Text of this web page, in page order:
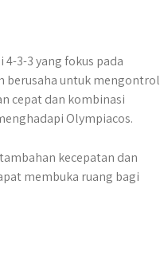
3-3 yang fokus pada
berusaha untuk mengontrol
cepat dan kombinasi
Olympiacos.
kecepatan dan
membuka ruang bagi